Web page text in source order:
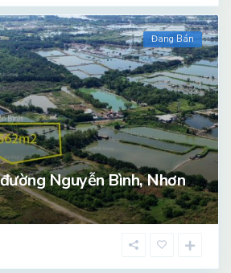
Đang Bán
Nguyễn Bình, Nhơn